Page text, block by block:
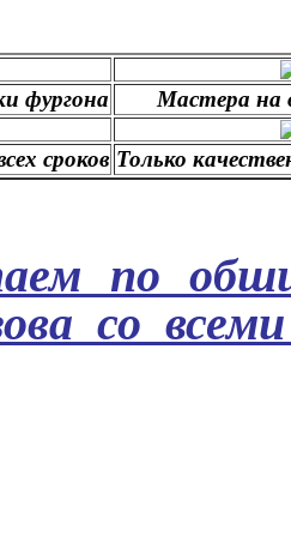
фургона Мастера на
сроков Только
по
со